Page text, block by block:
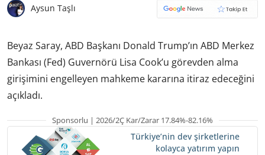
Aysun Taşlı
Beyaz Saray, ABD Başkanı Donald Trump’ın ABD Merkez
Bankası (Fed) Guvernörü Lisa Cook’u görevden alma
girişimini engelleyen mahkeme kararına itiraz edeceğini
açıkladı.
Sponsorlu | 2026/2Ç Kar/Zarar 17.84%-82.16%
Türkiye’nin dev şirketlerine
kolayca yatırım yapın